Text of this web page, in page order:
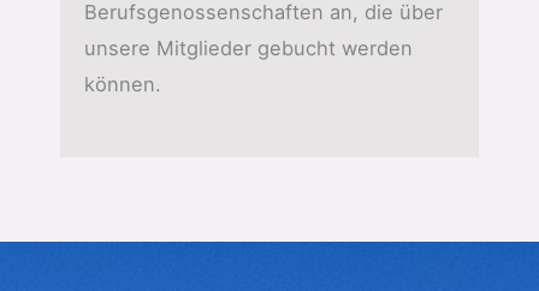
Berufsgenossenschaften an, die über
unsere Mitglieder gebucht werden
können.